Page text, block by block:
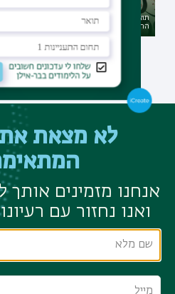
תואר ראשון בלימודי המזרח
התיכון עם ערבית - דו-חוגי מובנה
לא מצאת את
אנחנו מזמינים אותך
ואנו נחזור עם